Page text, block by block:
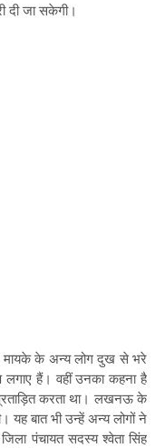
दी जा सकेगी।
मायके के अन्य लोग दुख से भरे
लगाए हैं। वहीं उनका कहना है
करता था। लखनऊ के
यह बात भी उन्हें अन्य लोगों ने
पंचायत सदस्य श्वेता सिंह